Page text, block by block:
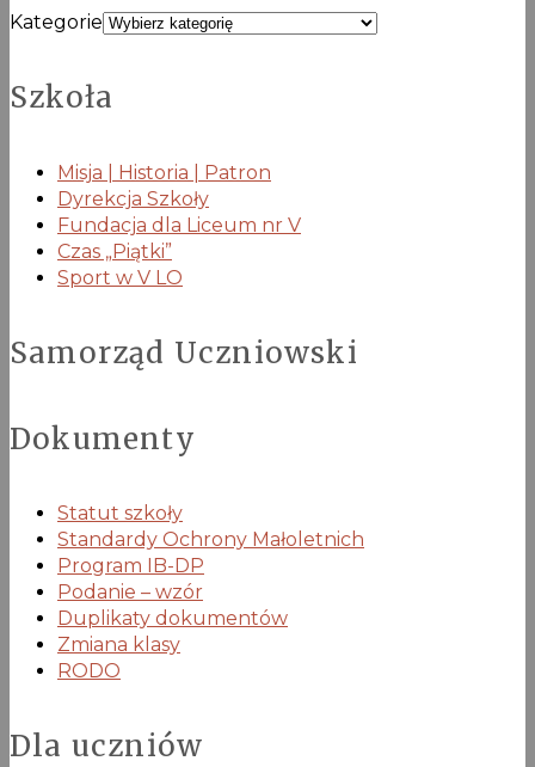
Kategorie
Szkoła
Misja | Historia | Patron
Dyrekcja Szkoły
Fundacja dla Liceum nr V
Czas „Piątki”
Sport w V LO
Samorząd Uczniowski
Dokumenty
Statut szkoły
Standardy Ochrony Małoletnich
Program IB-DP
Podanie – wzór
Duplikaty dokumentów
Zmiana klasy
RODO
Dla uczniów